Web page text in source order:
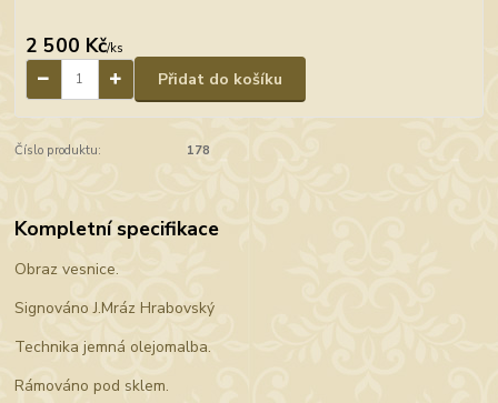
2 500 Kč/ks
Přidat do košíku
Číslo produktu: 178
Kompletní specifikace
Obraz vesnice.
Signováno J.Mráz Hrabovský
Technika jemná olejomalba.
Rámováno pod sklem.